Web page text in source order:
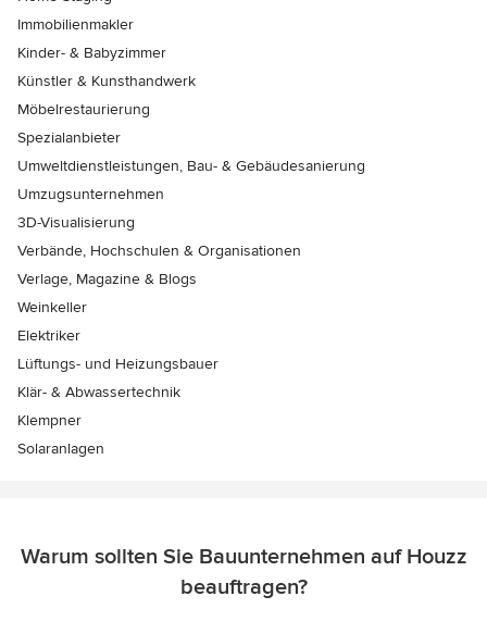
Immobilienmakler
Kinder- & Babyzimmer
Künstler & Kunsthandwerk
Möbelrestaurierung
Spezialanbieter
Umweltdienstleistungen, Bau- & Gebäudesanierung
Umzugsunternehmen
3D-Visualisierung
Verbände, Hochschulen & Organisationen
Verlage, Magazine & Blogs
Weinkeller
Elektriker
Lüftungs- und Heizungsbauer
Klär- & Abwassertechnik
Klempner
Solaranlagen
Warum sollten Sie Bauunternehmen auf Houzz
beauftragen?